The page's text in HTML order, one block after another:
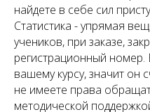
найдете в себе сил
Статистика - упрямая
учеников, при заказе,
регистрационный
вашему курсу, значит он
не имеете права
методической